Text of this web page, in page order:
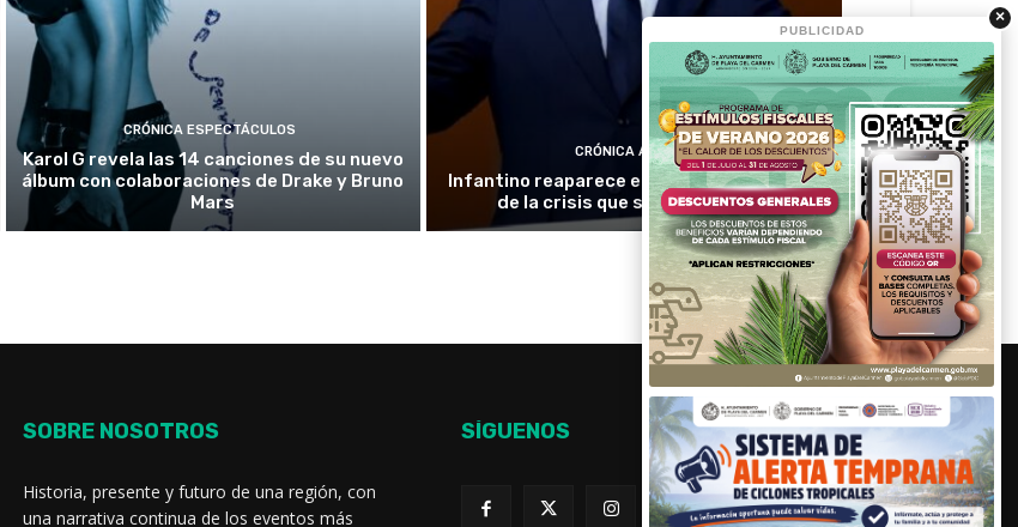
CRÓNICA ESPECTÁCULOS
Karol G revela las 14 canciones de su nuevo
álbum con colaboraciones de Drake y Bruno
Mars
CRÓNICA ACTIVA
Infantino reaparece en Colombia en medio
de la crisis que sacude a la FIFA
SOBRE NOSOTROS
Historia, presente y futuro de una región, con
una narrativa continua de los eventos más
SÍGUENOS
×
PUBLICIDAD